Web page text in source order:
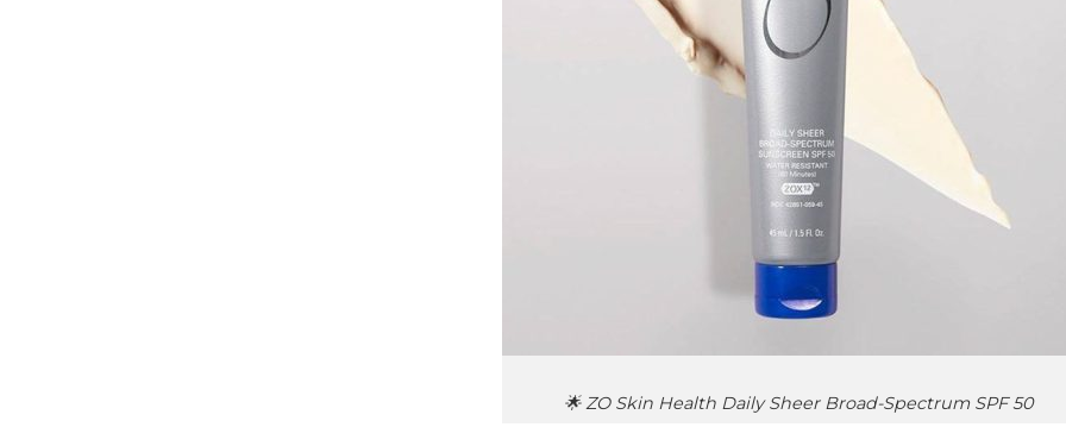
🌟 ZO Skin Health Daily Sheer Broad-Spectrum SPF 50